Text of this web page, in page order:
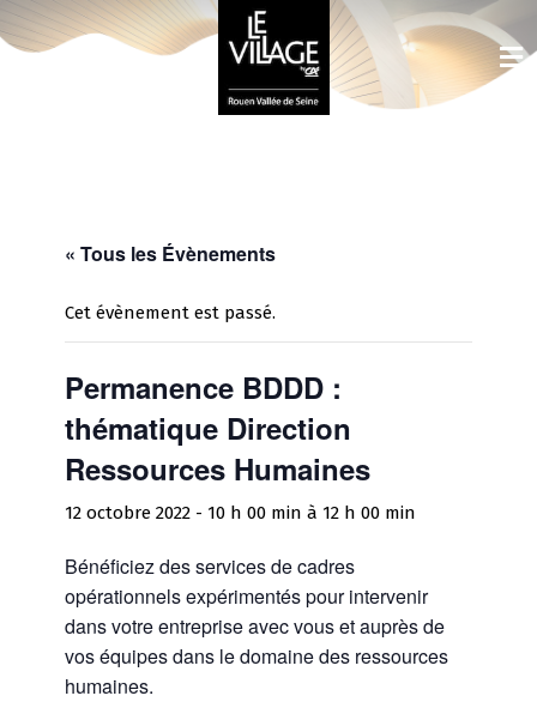
« Tous les Évènements
Cet évènement est passé.
Permanence BDDD :
thématique Direction
Ressources Humaines
12 octobre 2022 - 10 h 00 min à 12 h 00 min
Bénéficiez des services de cadres
opérationnels expérimentés pour intervenir
dans votre entrepriseavec vous et auprès de
vos équipes dans le domaine des ressources
humaines.